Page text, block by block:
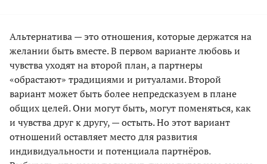
Альтернатива — это отношения, которые держатся на
желании быть вместе. В первом варианте любовь и
чувства уходят на второй план, а партнеры
«обрастают» традициями и ритуалами. Второй
вариант может быть более непредсказуем в плане
общих целей. Они могут быть, могут поменяться, как
и чувства друг к другу, — остыть. Но этот вариант
отношений оставляет место для развития
индивидуальности и потенциала партнёров.